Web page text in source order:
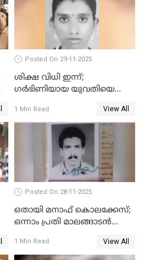
Posted On 29-11-2025
ശിക്ഷ വിധി ഇന്ന്;
ഗർഭിണിയായ യുവതിയെ
കേസ്
1 Min Read View All
Posted On 28-11-2025
ഒതായി മനാഫ് കൊലക്കേസ്;
ഒന്നാം പ്രതി മാലങ്ങാടന്‍
1 Min Read View All